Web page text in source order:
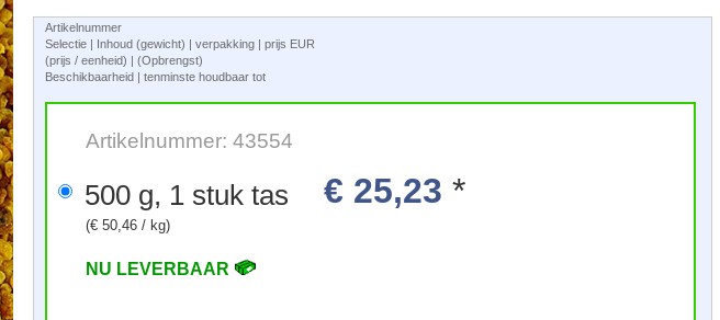
Artikelnummer
Selectie | Inhoud (gewicht) | verpakking | prijs EUR
(prijs / eenheid) | (Opbrengst)
Beschikbaarheid | tenminste houdbaar tot
Artikelnummer: 43554
500 g, 1 stuk tas € 25,23 *
(€ 50,46 / kg)
NU LEVERBAAR